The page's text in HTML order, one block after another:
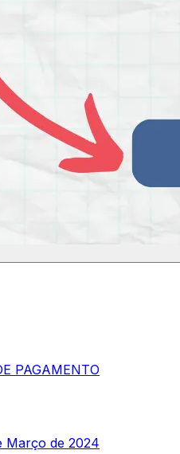
PAGAMENTO
Março de 2024